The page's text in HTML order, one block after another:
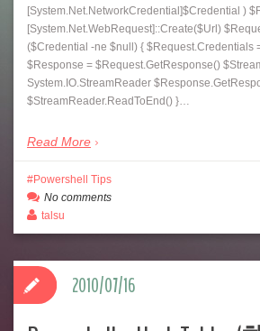
[System.Net.NetworkCredential]$Credential )
[System.Net.WebRequest]::Create($Url)
($Credential -ne $null) { $Request.Credentials
$Response = $Request.GetResponse()
System.IO.StreamReader
$StreamReader.ReadToEnd() }…
Read More
Powershell Tips
No comments
talsu
2010/07/16